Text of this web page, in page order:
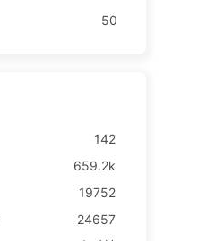
50
142
659.2k
19752
24657